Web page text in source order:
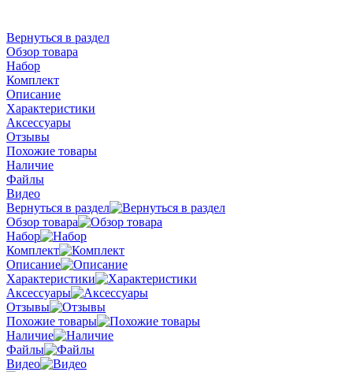
Вернуться в раздел
Обзор товара
Набор
Комплект
Описание
Характеристики
Аксессуары
Отзывы
Похожие товары
Наличие
Файлы
Видео
Вернуться в раздел
Обзор товара
Набор
Комплект
Описание
Характеристики
Аксессуары
Отзывы
Похожие товары
Наличие
Файлы
Видео